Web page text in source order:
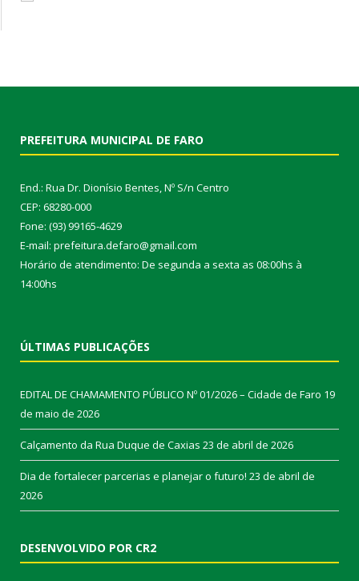
PREFEITURA MUNICIPAL DE FARO
End.: Rua Dr. Dionísio Bentes, Nº S/n Centro
CEP: 68280-000
Fone: (93) 99165-4629
E-mail: prefeitura.defaro@gmail.com
Horário de atendimento: De segunda a sexta as 08:00hs à
14:00hs
ÚLTIMAS PUBLICAÇÕES
EDITAL DE CHAMAMENTO PÚBLICO Nº 01/2026 – Cidade de Faro 19
de maio de 2026
Calçamento da Rua Duque de Caxias 23 de abril de 2026
Dia de fortalecer parcerias e planejar o futuro! 23 de abril de
2026
DESENVOLVIDO POR CR2